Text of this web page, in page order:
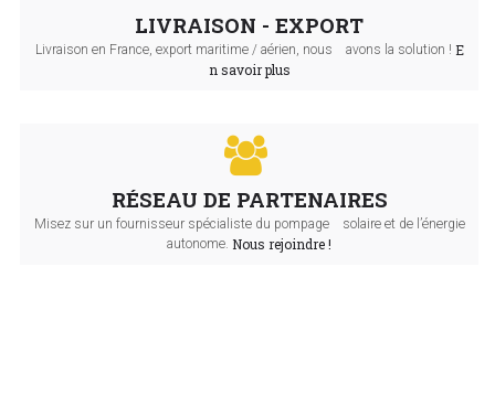
LIVRAISON - EXPORT
Livraison en France, export maritime / aérien, nous avons la solution ! E
n savoir plus
RÉSEAU DE PARTENAIRES
Misez sur un fournisseur spécialiste du pompage solaire et de l’énergie
autonome. Nous rejoindre !